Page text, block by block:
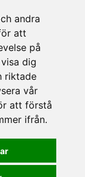
andra
att
på
dig
riktade
vår
att förstå
ifrån.